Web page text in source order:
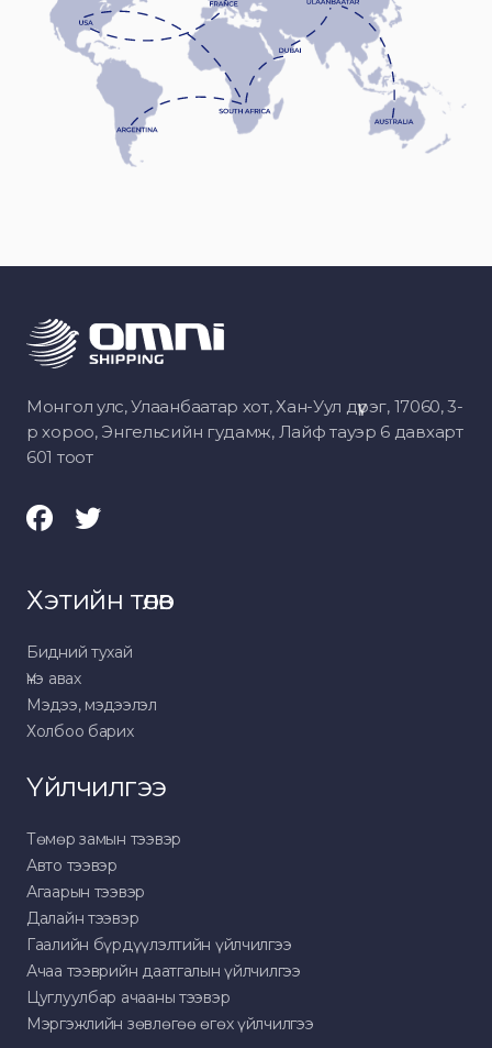
Монгол улс, Улаанбаатар хот, Хан-Уул дүүрэг, 17060, 3-
р хороо, Энгельсийн гудамж, Лайф тауэр 6 давхарт
601 тоот
Хэтийн төлөв
Бидний тухай
Үнэ авах
Мэдээ, мэдээлэл
Холбоо барих
Үйлчилгээ
Төмөр замын тээвэр
Авто тээвэр
Агаарын тээвэр
Далайн тээвэр
Гаалийн бүрдүүлэлтийн үйлчилгээ
Ачаа тээврийн даатгалын үйлчилгээ
Цуглуулбар ачааны тээвэр
Мэргэжлийн зөвлөгөө өгөх үйлчилгээ